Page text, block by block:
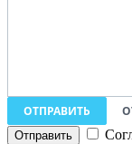
ОТПРАВИТЬ